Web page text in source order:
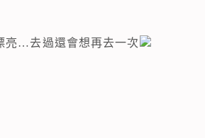
亮…去過還會想再去一次